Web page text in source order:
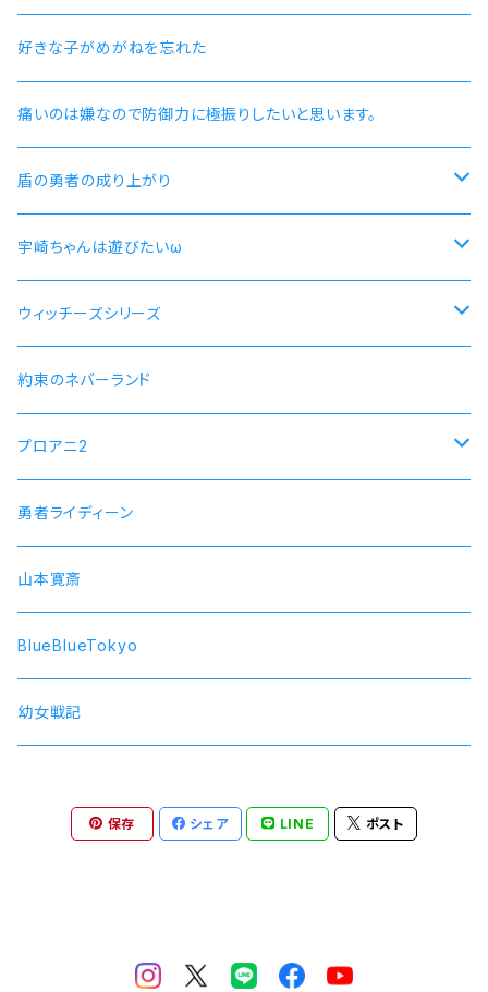
好きな子がめがねを忘れた
痛いのは嫌なので防御力に極振りしたいと思います。
盾の勇者の成り上がり
尚文
ラフタリア
フィーロ
宇崎ちゃんは遊びたいω
宇崎ちゃんモデル
先輩モデル
ウィッチーズシリーズ
ストライクウィッチーズ15周年501部隊モデル
約束のネバーランド
プロアニ2
SOARA
SolidS
Growth
QUELL
勇者ライディーン
山本寛斎
BlueBlueTokyo
幼女戦記
保存 シェア LINE ポスト